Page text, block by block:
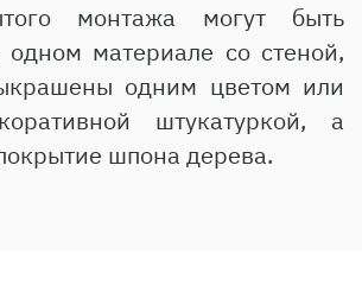
монтажа могут быть
материале со стеной,
одним цветом или
штукатуркой, а
шпона дерева.